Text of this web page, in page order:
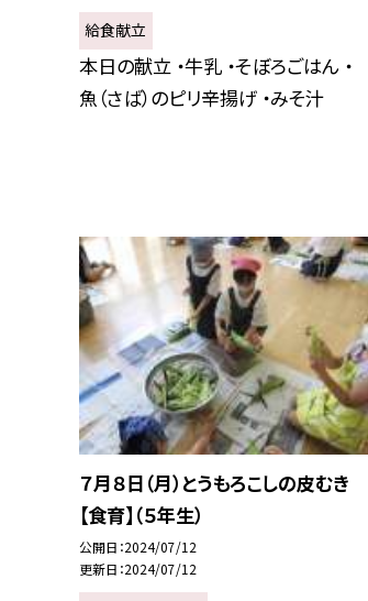
給食献立
本日の献立 ・牛乳 ・そぼろごはん ・
魚（さば）のピリ辛揚げ ・みそ汁
７月８日（月）とうもろこしの皮むき
【食育】（５年生）
公開日 2024/07/12
更新日 2024/07/12